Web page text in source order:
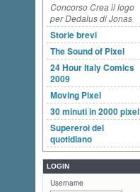
Concorso Crea il logo
per Dedalus di Jonas
Storie brevi
The Sound of Pixel
24 Hour Italy Comics
2009
Moving Pixel
30 minuti in 2000 pixel
Supereroi del
quotidiano
LOGIN
Username